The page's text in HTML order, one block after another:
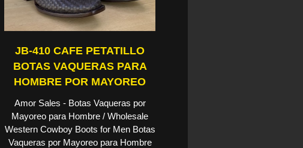
JB-410 CAFE PETATILLO
BOTAS VAQUERAS PARA
HOMBRE POR MAYOREO
Amor Sales - Botas Vaqueras por
Mayoreo para Hombre / Wholesale
Western Cowboy Boots for Men Botas
Vaqueras por Mayoreo para Hombre